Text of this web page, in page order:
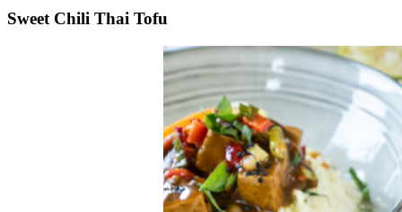
Sweet Chili Thai Tofu